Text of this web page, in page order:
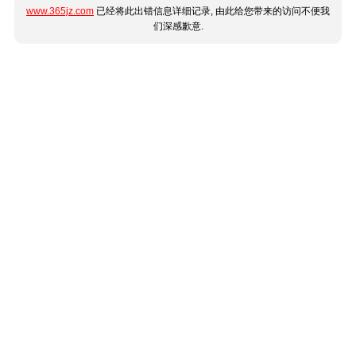
www.365jz.com 已经将此出错信息详细记录, 由此给您带来的访问不便我
们深感歉意.